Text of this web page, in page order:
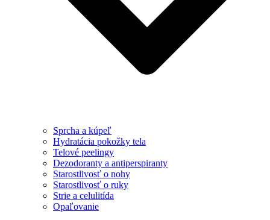
Sprcha a kúpeľ
Hydratácia pokožky tela
Telové peelingy
Dezodoranty a antiperspiranty
Starostlivosť o nohy
Starostlivosť o ruky
Strie a celulitída
Opaľovanie